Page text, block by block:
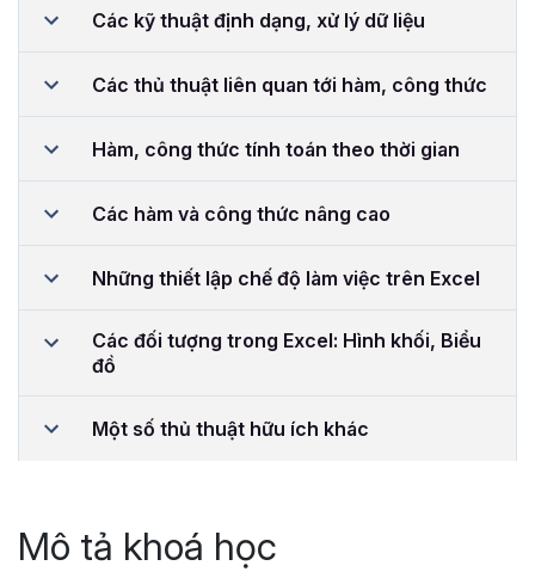
Các kỹ thuật định dạng, xử lý dữ liệu
Các thủ thuật liên quan tới hàm, công thức
Hàm, công thức tính toán theo thời gian
Các hàm và công thức nâng cao
Những thiết lập chế độ làm việc trên Excel
Các đối tượng trong Excel: Hình khối, Biểu
đồ
Một số thủ thuật hữu ích khác
Mô tả khoá học